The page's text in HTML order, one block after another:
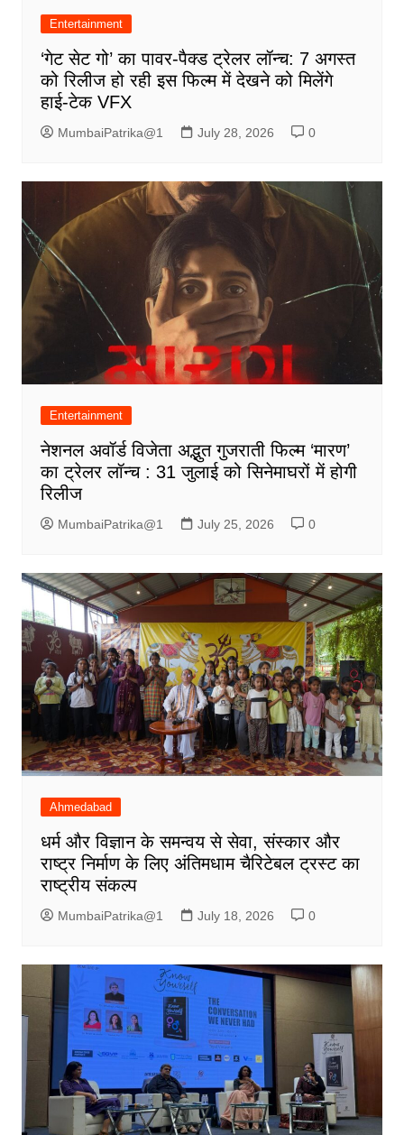
Entertainment
‘गेट सेट गो’ का पावर-पैक्ड ट्रेलर लॉन्च: 7 अगस्त
को रिलीज हो रही इस फिल्म में देखने को मिलेंगे
हाई-टेक VFX
MumbaiPatrika@1 July 28, 2026 0
Entertainment
नेशनल अवॉर्ड विजेता अद्भुत गुजराती फिल्म ‘मारण’
का ट्रेलर लॉन्च : 31 जुलाई को सिनेमाघरों में होगी
रिलीज
MumbaiPatrika@1 July 25, 2026 0
Ahmedabad
धर्म और विज्ञान के समन्वय से सेवा, संस्कार और
राष्ट्र निर्माण के लिए अंतिमधाम चैरिटेबल ट्रस्ट का
राष्ट्रीय संकल्प
MumbaiPatrika@1 July 18, 2026 0